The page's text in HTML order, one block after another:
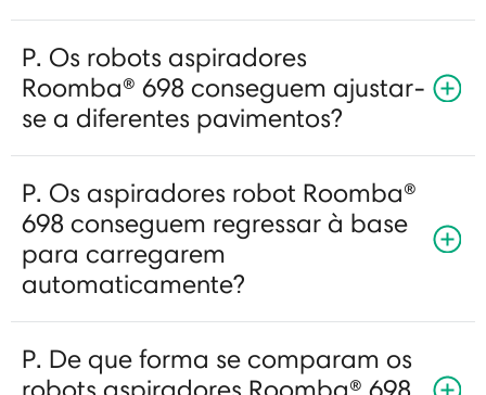
P. Os robots aspiradores
Roomba® 698 conseguem ajustar-
se a diferentes pavimentos?
P. Os aspiradores robot Roomba®
698 conseguem regressar à base
para carregarem
automaticamente?
P. De que forma se comparam os